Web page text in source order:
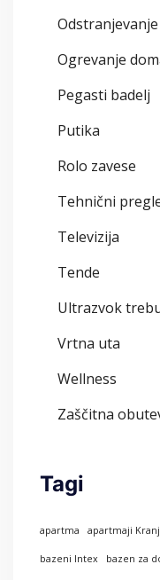
Ogrevanje
Pegasti badelj
Putika
Rolo zavese
Tehnični
Televizija
Tende
Ultrazvok
Vrtna uta
Wellness
Zaščitna
Tagi
apartma apartmaji
bazeni Intex bazen za